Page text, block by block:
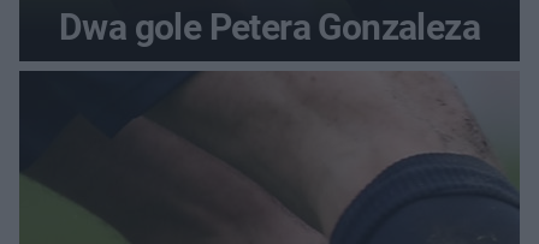
Dwa gole Petera Gonzaleza